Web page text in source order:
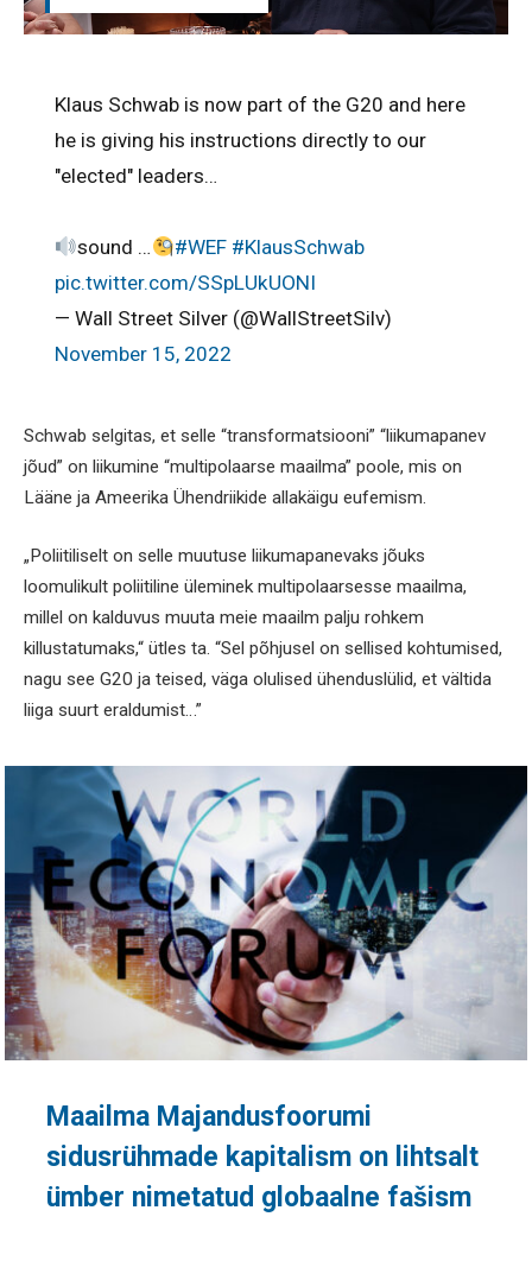
Klaus Schwab is now part of the G20 and here
he is giving his instructions directly to our
"elected" leaders…
sound … #WEF #KlausSchwab
pic.twitter.com/SSpLUkUONI
— Wall Street Silver (@WallStreetSilv)
November 15, 2022
Schwab selgitas, et selle “transformatsiooni” “liikumapanev
jõud” on liikumine “multipolaarse maailma” poole, mis on
Lääne ja Ameerika Ühendriikide allakäigu eufemism.
„Poliitiliselt on selle muutuse liikumapanevaks jõuks
loomulikult poliitiline üleminek multipolaarsesse maailma,
millel on kalduvus muuta meie maailm palju rohkem
killustatumaks,“ ütles ta. “Sel põhjusel on sellised kohtumised,
nagu see G20 ja teised, väga olulised ühenduslülid, et vältida
liiga suurt eraldumist…”
Maailma Majandusfoorumi
sidusrühmade kapitalism on lihtsalt
ümber nimetatud globaalne fašism